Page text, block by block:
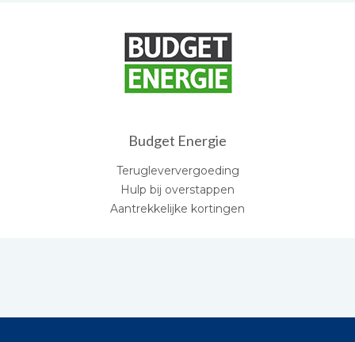
Budget Energie
Terugleververgoeding
Hulp bij overstappen
Aantrekkelijke kortingen